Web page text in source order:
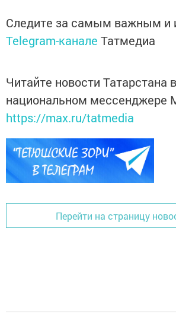
Следите за самым важным и
Telegram-канале Татмедиа
Читайте новости Татарстана в
национальном мессенджере
https://max.ru/tatmedia
Перейти на страницу